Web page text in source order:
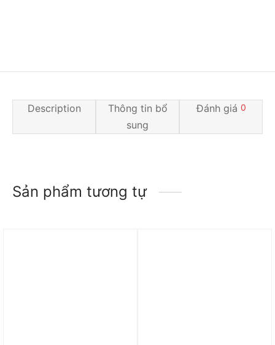
Description
Thông tin bổ
sung
Đánh giá 0
Sản phẩm tương tự